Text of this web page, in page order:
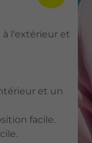
à l'extérieur et
et un
facile.